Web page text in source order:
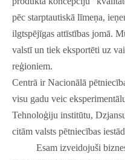
pēc starptautiskā līmeņa,
ilgtspējīgas attīstības jomā.
valstī un tiek eksportēti uz
reģioniem.
Centrā ir Nacionālā
visu gadu veic
Tehnoloģiju institūtu,
citām valsts pētniecības
Esam izveidojuši biznesa